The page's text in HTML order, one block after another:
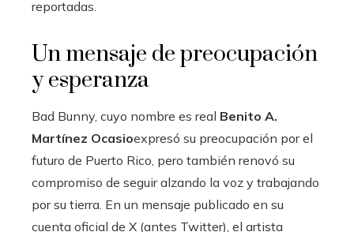
reportadas.
Un mensaje de preocupación
y esperanza
Bad Bunny, cuyo nombre es real Benito A.
Martínez Ocasioexpresó su preocupación por el
futuro de Puerto Rico, pero también renovó su
compromiso de seguir alzando la voz y trabajando
por su tierra. En un mensaje publicado en su
cuenta oficial de X (antes Twitter), el artista